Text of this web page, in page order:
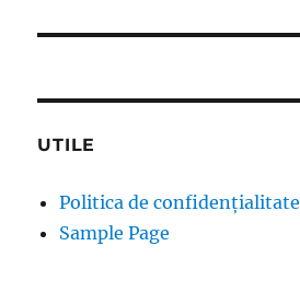
UTILE
Politica de confidențialitate
Sample Page